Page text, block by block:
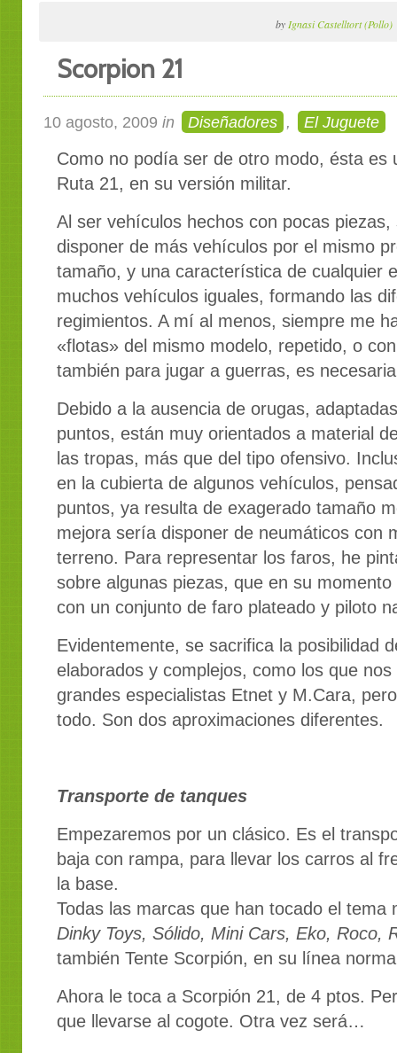
by Ignasi Castelltort (Pollo)
Scorpion 21
10 agosto, 2009 in Diseñadores , El Juguete
Como no podía ser de otro modo, ésta es
Ruta 21, en su versión militar.
Al ser vehículos hechos con pocas
disponer de más vehículos por el mismo
tamaño, y una característica de cualquier
muchos vehículos iguales, formando las
regimientos. A mí al menos, siempre me
«flotas» del mismo modelo, repetido, o
también para jugar a guerras, es
Debido a la ausencia de orugas,
puntos, están muy orientados a material
las tropas, más que del tipo ofensivo.
en la cubierta de algunos vehículos,
puntos, ya resulta de exagerado tamaño
mejora sería disponer de neumáticos con
terreno. Para representar los faros, he
sobre algunas piezas, que en su
con un conjunto de faro plateado y piloto
Evidentemente, se sacrifica la posibilidad
elaborados y complejos, como los que
grandes especialistas Etnet y M.Cara,
todo. Son dos aproximaciones diferentes.
Transporte de tanques
Empezaremos por un clásico. Es el
baja con rampa, para llevar los carros al
la base.
Todas las marcas que han tocado el tema
Dinky Toys, Sólido, Mini Cars, Eko, Roco,
también Tente Scorpión, en su línea
Ahora le toca a Scorpión 21, de 4 ptos.
que llevarse al cogote. Otra vez será…